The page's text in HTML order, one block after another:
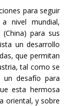
para seguir
nivel mundial,
para sus
un desarrollo
que permitan
tal como se
desafío para
esta hermosa
oriental, y sobre